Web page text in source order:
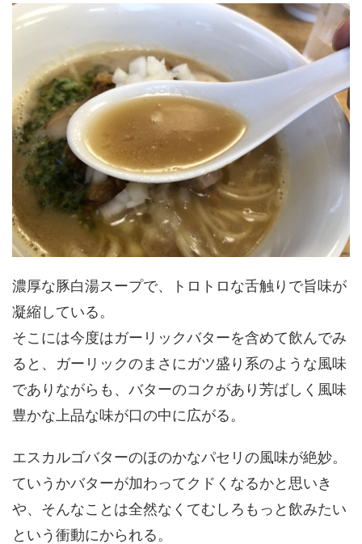
濃厚な豚白湯スープで、トロトロな舌触りで旨味が
凝縮している。
そこには今度はガーリックバターを含めて飲んでみ
ると、ガーリックのまさにガツ盛り系のような風味
でありながらも、バターのコクがあり芳ばしく風味
豊かな上品な味が口の中に広がる。
エスカルゴバターのほのかなパセリの風味が絶妙。
ていうかバターが加わってクドくなるかと思いき
や、そんなことは全然なくてむしろもっと飲みたい
という衝動にかられる。